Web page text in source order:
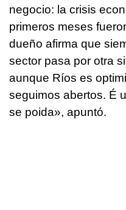
negocio: la crisis
primeros meses
dueño afirma que
sector pasa por otra
aunque Ríos es
seguimos abertos. É
se poida», apuntó.